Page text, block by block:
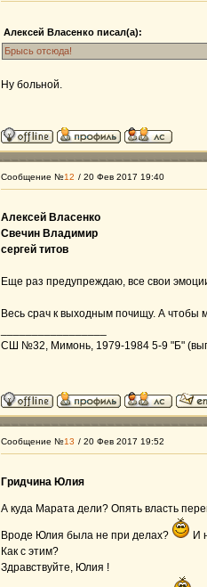
Алексей Власенко писал(а):
Брысь отсюда!
Ну больной.
Сообщение №12 / 20 Фев 2017 19:40
Алексей Власенко
Свечин Владимир
сергей титов
Еще раз предупреждаю, все свои
Весь срач к выходным почищу. А чтобы
СШ №32, Мимонь, 1979-1984 5-9 "Б"
Сообщение №13 / 20 Фев 2017 19:52
Гридчина Юлия
А куда Марата дели? Опять власть
Вроде Юлия была не при делах?
И
Как с этим?
Здравствуйте, Юлия !